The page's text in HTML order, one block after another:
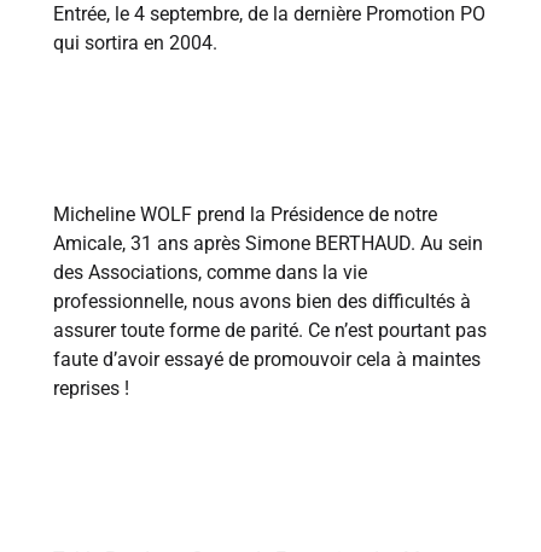
Entrée, le 4 septembre, de la dernière Promotion PO
qui sortira en 2004.
Micheline WOLF prend la Présidence de notre
Amicale, 31 ans après Simone BERTHAUD. Au sein
des Associations, comme dans la vie
professionnelle, nous avons bien des difficultés à
assurer toute forme de parité. Ce n’est pourtant pas
faute d’avoir essayé de promouvoir cela à maintes
reprises !